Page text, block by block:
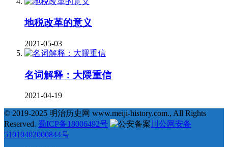
地税改革的意义
2021-05-03
名词解释：大隈重信
2021-04-19
© 2019-2025 明治历史网 www.meiji-history.com., All Rights
Reserved. 蜀ICP备18006492号
川公网安备
51010402000844号